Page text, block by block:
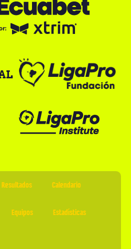
Resultados Calendario
Equipos Estadísticas